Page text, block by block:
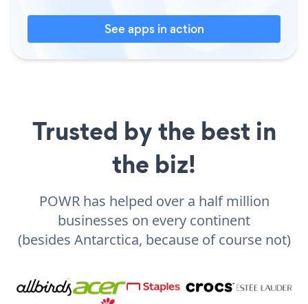
See apps in action
Trusted by the best in
the biz!
POWR has helped over a half million
businesses on every continent
(besides Antarctica, because of course not)